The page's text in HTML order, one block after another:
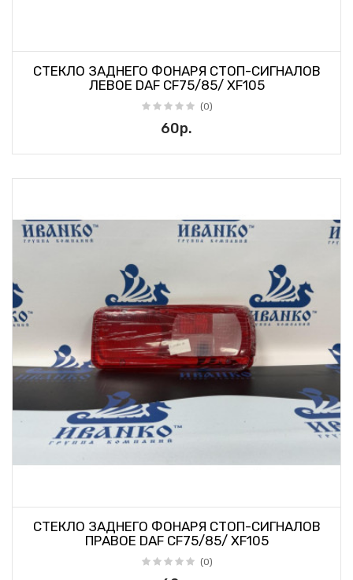
СТЕКЛО ЗАДНЕГО ФОНАРЯ СТОП-СИГНАЛОВ
ЛЕВОЕ DAF CF75/85/ XF105
(0)
60р.
СТЕКЛО ЗАДНЕГО ФОНАРЯ СТОП-СИГНАЛОВ
ПРАВОЕ DAF CF75/85/ XF105
(0)